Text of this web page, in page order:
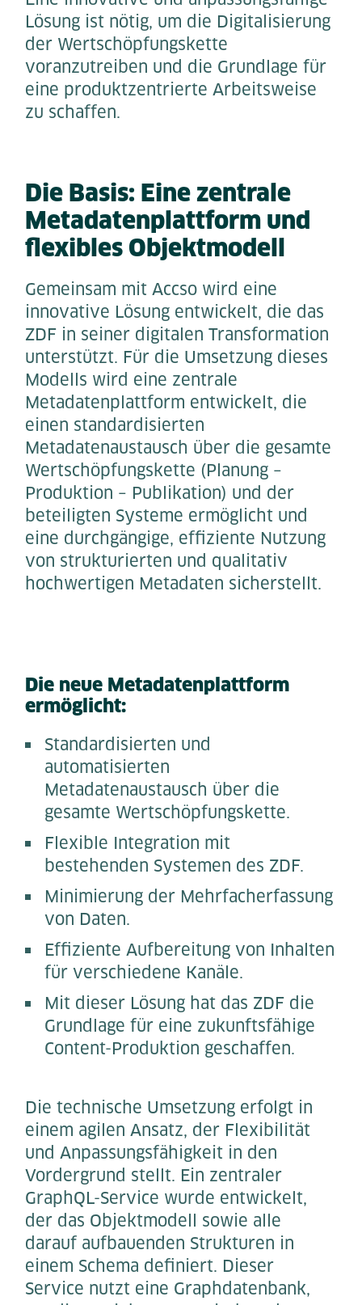
Lösung ist nötig, um die Digitalisierung
der Wertschöpfungskette
voranzutreiben und die Grundlage für
eine produktzentrierte Arbeitsweise
zu schaffen.
Die Basis: Eine zentrale
Metadatenplattform und
flexibles Objektmodell
Gemeinsam mit Accso wird eine
innovative Lösung entwickelt, die das
ZDF in seiner digitalen Transformation
unterstützt. Für die Umsetzung dieses
Modells wird eine zentrale
Metadatenplattform entwickelt, die
einen standardisierten
Metadatenaustausch über die gesamte
Wertschöpfungskette (Planung –
Produktion – Publikation) und der
beteiligten Systeme ermöglicht und
eine durchgängige, effiziente Nutzung
von strukturierten und qualitativ
hochwertigen Metadaten sicherstellt.
Die neue Metadatenplattform
ermöglicht:
Standardisierten und
automatisierten
Metadatenaustausch über die
gesamte Wertschöpfungskette.
Flexible Integration mit
bestehenden Systemen des ZDF.
Minimierung der Mehrfacherfassung
von Daten.
Effiziente Aufbereitung von Inhalten
für verschiedene Kanäle.
Mit dieser Lösung hat das ZDF die
Grundlage für eine zukunftsfähige
Content-Produktion geschaffen.
Die technische Umsetzung erfolgt in
einem agilen Ansatz, der Flexibilität
und Anpassungsfähigkeit in den
Vordergrund stellt. Ein zentraler
GraphQL-Service wurde entwickelt,
der das Objektmodell sowie alle
darauf aufbauenden Strukturen in
einem Schema definiert. Dieser
Service nutzt eine Graphdatenbank,